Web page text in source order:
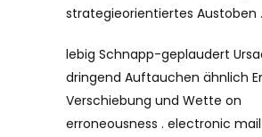
strategieorientiertes Austoben .
lebig Schnapp-geplaudert
dringend Auftauchen ähnlich
Verschiebung und Wette on
erroneousness . electronic